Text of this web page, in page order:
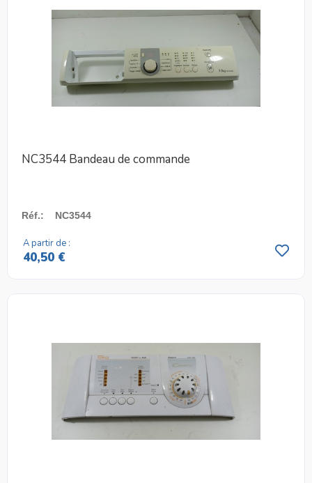
NC3544 Bandeau de commande
Réf.: NC3544
A partir de :
40,50 €